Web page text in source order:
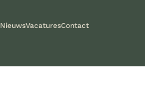
NieuwsVacaturesContact